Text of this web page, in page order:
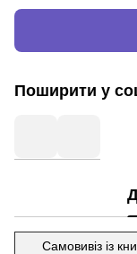
Поширити у
Самовивіз із